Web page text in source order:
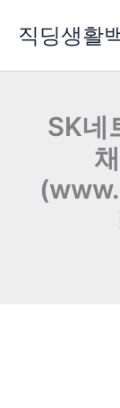
로
직딩생활
SK네